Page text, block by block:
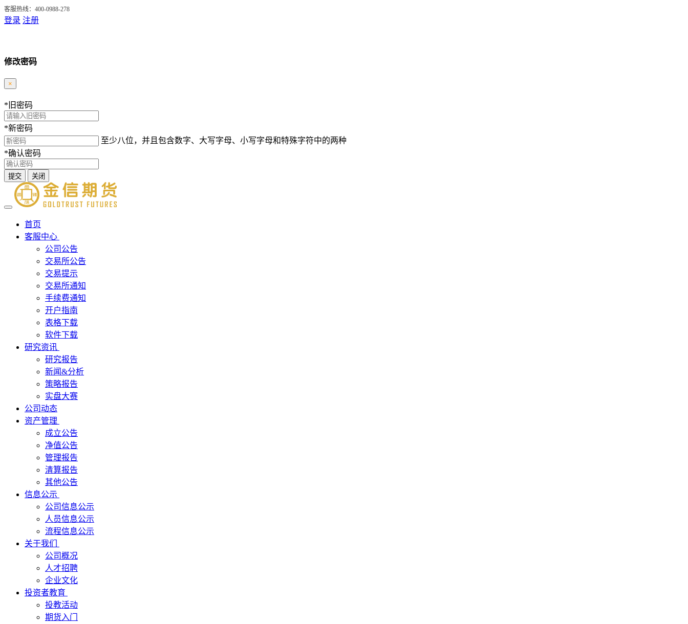
客服热线：400-0988-278
登录 注册
修改密码
×
* 旧密码
*新密码
至少八位，并且包含数字、大写字母、小写字母和特殊字符中的两种
*确认密码
提交 关闭
首页
客服中心
公司公告
交易所公告
交易提示
交易所通知
手续费通知
开户指南
表格下载
软件下载
研究资讯
研究报告
新闻&分析
策略报告
实盘大赛
公司动态
资产管理
成立公告
净值公告
管理报告
清算报告
其他公告
信息公示
公司信息公示
人员信息公示
流程信息公示
关于我们
公司概况
人才招聘
企业文化
投资者教育
投教活动
期货入门